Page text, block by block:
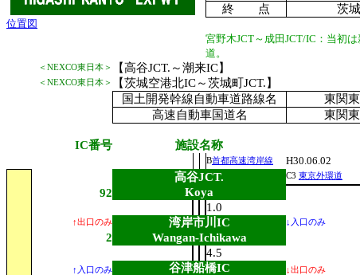
終 点
茨
位置図
宮野木JCT～成田JCT/IC：当初は
道。
＜NEXCO東日本＞ 【高谷JCT.～潮来IC】
＜NEXCO東日本＞
【茨城空港北IC～茨城町JCT.】
国土開発幹線自動車道路線名
東関
高速自動車国道名
東関
IC番号 施設名称
B首都高速湾岸線 H30.06.02
高谷JCT. C3 東京外環道
92
Koya
1.0
↑出口のみ 湾岸市川IC ↓入口のみ
2
Wangan-Ichikawa
4.5
↑入口のみ 谷津船橋IC ↓出口のみ